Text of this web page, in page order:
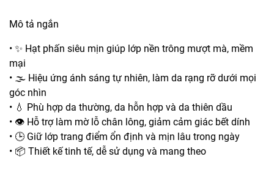
Mô tả ngắn
• ✨ Hạt phấn siêu mịn giúp lớp nền trông mượt mà, mềm
mại
• 🌫️ Hiệu ứng ánh sáng tự nhiên, làm da rạng rỡ dưới mọi
góc nhìn
• 💧 Phù hợp da thường, da hỗn hợp và da thiên dầu
• 👁️ Hỗ trợ làm mờ lỗ chân lông, giảm cảm giác bết dính
• 🕒 Giữ lớp trang điểm ổn định và mịn lâu trong ngày
• 📦 Thiết kế tinh tế, dễ sử dụng và mang theo